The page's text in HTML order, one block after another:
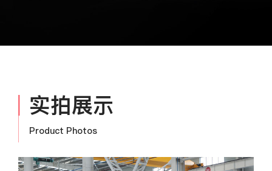
实拍展示
Product Photos